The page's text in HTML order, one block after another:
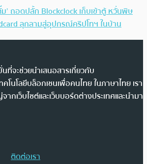
ม’ ถอดปลั้ก Blockclock เก็บเข้าตู้ หวั่นพิษ
ลุกลามสู่อุปกรณ์คริปโทฯ ในบ้าน
ที่จะช่วยนำเสนอสารเกี่ยวกับ
โนโลยีบล็อกเชนเพื่อคนไทย ในภาษาไทย เรา
กเว็บไซต์และเว็บบอร์ดต่างประเทศและนำมา
ติดต่อเรา